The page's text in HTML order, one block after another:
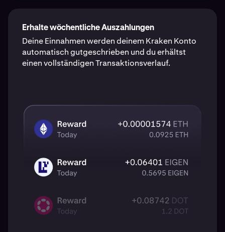
Erhalte wöchentliche Auszahlungen
Deine Einnahmen werden deinem Kraken Konto
automatisch gutgeschrieben und du erhältst
einen vollständigen Transaktionsverlauf.